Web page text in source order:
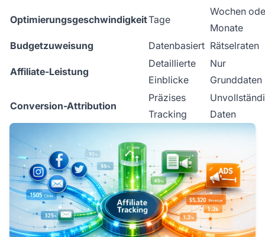
OptimierungsgeschwindigkeitTage
Wochen
Monate
Budgetzuweisung
Datenbasiert Rätselraten
Affiliate-Leistung
Detaillierte
Einblicke
Nur
Grunddaten
Conversion-Attribution
Präzises
Tracking
Daten